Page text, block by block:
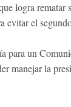
logra rematar
evitar el
para un
manejar la